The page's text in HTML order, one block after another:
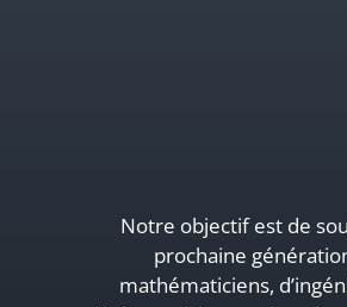
Notre objectif est de
prochaine
mathématiciens,